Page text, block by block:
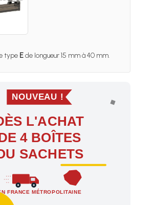
type Ede longueur 15 mm à 40 mm.
!
L'ACHAT
4 BOÎTES
SACHETS
FRANCE MÉTROPOLITAINE